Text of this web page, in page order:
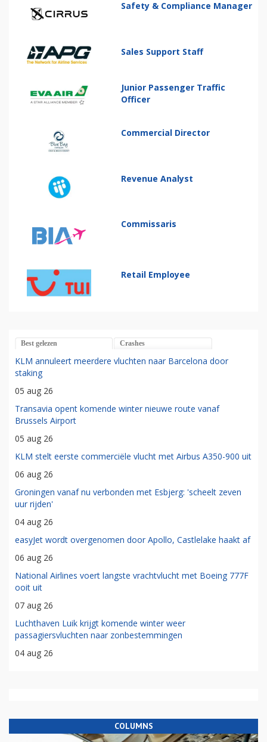
Safety & Compliance Manager
Sales Support Staff
Junior Passenger Traffic
Officer
Commercial Director
Revenue Analyst
Commissaris
Retail Employee
Best gelezen Crashes
KLM annuleert meerdere vluchten naar Barcelona door
staking
05 aug 26
Transavia opent komende winter nieuwe route vanaf
Brussels Airport
05 aug 26
KLM stelt eerste commerciële vlucht met Airbus A350-900 uit
06 aug 26
Groningen vanaf nu verbonden met Esbjerg: 'scheelt zeven
uur rijden'
04 aug 26
easyJet wordt overgenomen door Apollo, Castlelake haakt af
06 aug 26
National Airlines voert langste vrachtvlucht met Boeing 777F
ooit uit
07 aug 26
Luchthaven Luik krijgt komende winter weer
passagiersvluchten naar zonbestemmingen
04 aug 26
COLUMNS